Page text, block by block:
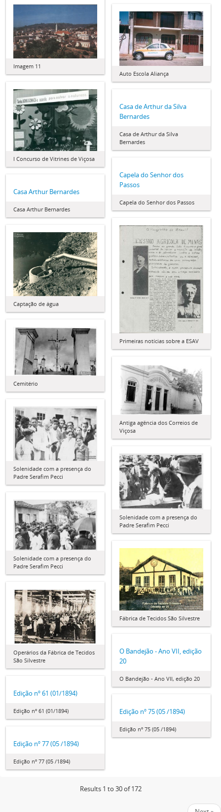
Imagem 11
Auto Escola Aliança
I Concurso de Vitrines de Viçosa
Casa de Arthur da Silva
Bernardes
Casa de Arthur da Silva
Bernardes
Capela do Senhor dos
Passos
Capela do Senhor dos Passos
Casa Arthur Bernardes
Casa Arthur Bernardes
Primeiras notícias sobre a ESAV
Captação de água
Cemitério
Antiga agência dos Correios de
Viçosa
Solenidade com a presença do
Padre Serafim Pecci
Solenidade com a presença do
Padre Serafim Pecci
Solenidade com a presença do
Padre Serafim Pecci
Fábrica de Tecidos São Silvestre
Operários da Fábrica de Tecidos
São Silvestre
O Bandejão - Ano VII, edição
20
O Bandejão - Ano VII, edição 20
Edição nº 61 (01/1894)
Edição nº 61 (01/1894) Edição nº 75 (05 /1894)
Edição nº 75 (05 /1894)
Edição nº 77 (05 /1894)
Edição nº 77 (05 /1894)
Results 1 to 30 of 172